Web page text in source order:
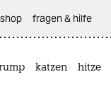
shop fragen & hilfe
katzen hitze